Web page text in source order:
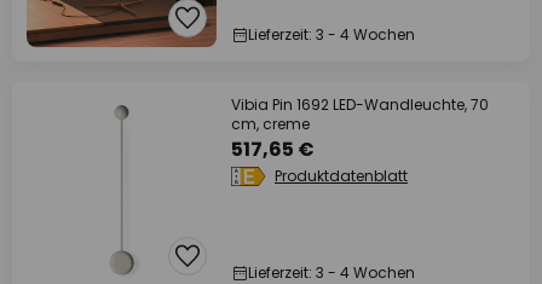
Lieferzeit: 3 - 4 Wochen
Vibia Pin 1692 LED-Wandleuchte, 70
cm, creme
517,65 €
Produktdatenblatt
Lieferzeit: 3 - 4 Wochen